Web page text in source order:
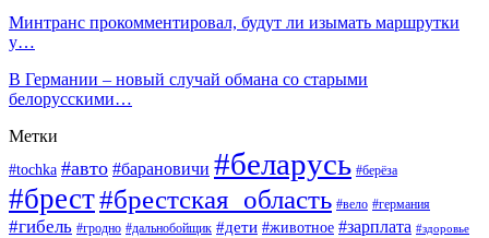
Минтранс прокомментировал, будут ли изымать маршрутки
у…
В Германии – новый случай обмана со старыми
белорусскими…
Метки
#tochka #авто #барановичи #беларусь #берёза
#брест#брестская_область #вело #германия
#гибель #гродно #дальнобойщик #дети #животное #зарплата #здоровье